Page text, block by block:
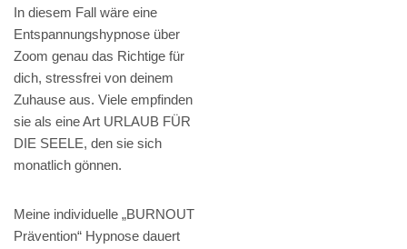
In diesem Fall wäre eine
Entspannungshypnose über
Zoom genau das Richtige für
dich, stressfrei von deinem
Zuhause aus. Viele empfinden
sie als eine Art URLAUB FÜR
DIE SEELE, den sie sich
monatlich gönnen.
Meine individuelle „BURNOUT
Prävention“ Hypnose dauert